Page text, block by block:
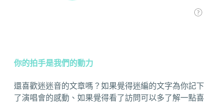
你的拍手是我們的動力
還喜歡迷迷音的文章嗎？如果覺得迷編的文字為你記下
了演唱會的感動、如果覺得看了訪問可以多了解一點喜